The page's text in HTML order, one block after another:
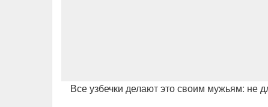
Все узбечки делают это своим мужьям: не